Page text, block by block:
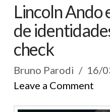
Lincoln Ando
de
check
Bruno Parodi 16/
Leave a Comment